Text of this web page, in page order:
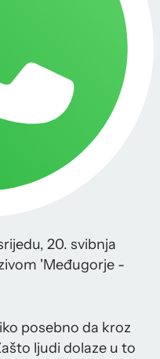
20. svibnja
'Međugorje -
posebno da kroz
ljudi dolaze u to